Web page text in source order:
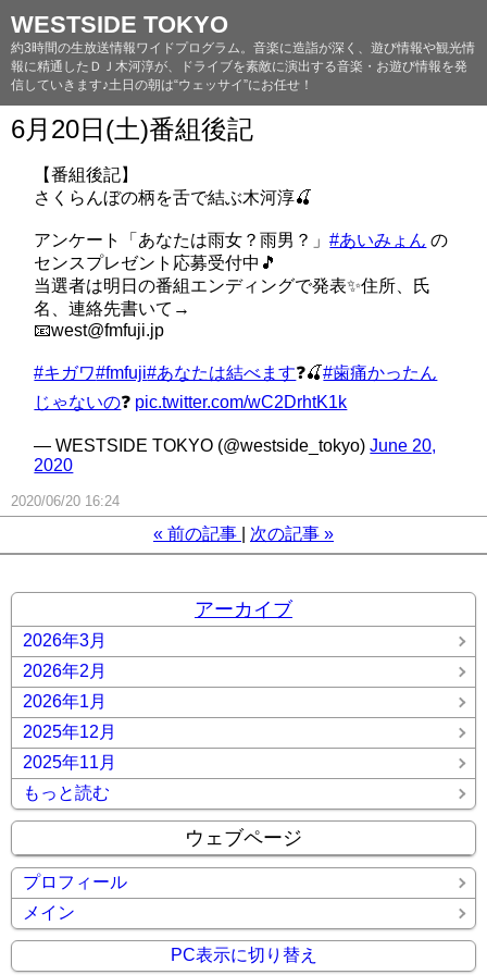
WESTSIDE TOKYO
約3時間の生放送情報ワイドプログラム。音楽に造詣が深く、遊び情報や観光情
報に精通したＤＪ木河淳が、ドライブを素敵に演出する音楽・お遊び情報を発
信していきます♪土日の朝は“ウェッサイ”にお任せ！
6月20日(土)番組後記
【番組後記】
さくらんぼの柄を舌で結ぶ木河淳🍒
アンケート「あなたは雨女？雨男？」#あいみょん の
センスプレゼント応募受付中🎵
当選者は明日の番組エンディングで発表✨住所、氏
名、連絡先書いて→
📧west@fmfuji.jp
#キガワ#fmfuji#あなたは結べます❓🍒#歯痛かったん
じゃないの❓ pic.twitter.com/wC2DrhtK1k
— WESTSIDE TOKYO (@westside_tokyo)June 20,
2020
2020/06/20 16:24
« 前の記事 次の記事 »
アーカイブ
2026年3月
2026年2月
2026年1月
2025年12月
2025年11月
もっと読む
ウェブページ
プロフィール
メイン
PC表示に切り替え